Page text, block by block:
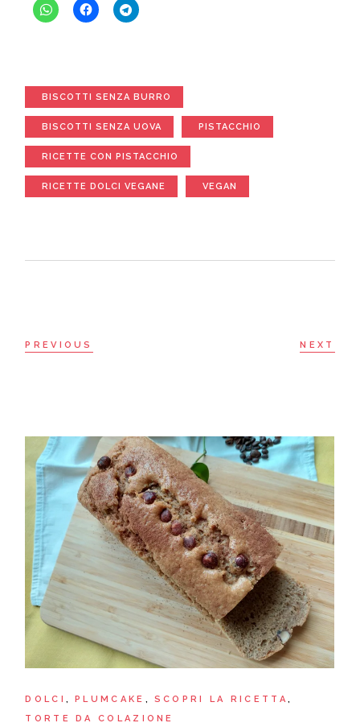
BISCOTTI SENZA BURRO
BISCOTTI SENZA UOVA PISTACCHIO
RICETTE CON PISTACCHIO
RICETTE DOLCI VEGANE VEGAN
PREVIOUS NEXT
DOLCI PLUMCAKE
SCOPRI LA RICETTA
TORTE DA COLAZIONE